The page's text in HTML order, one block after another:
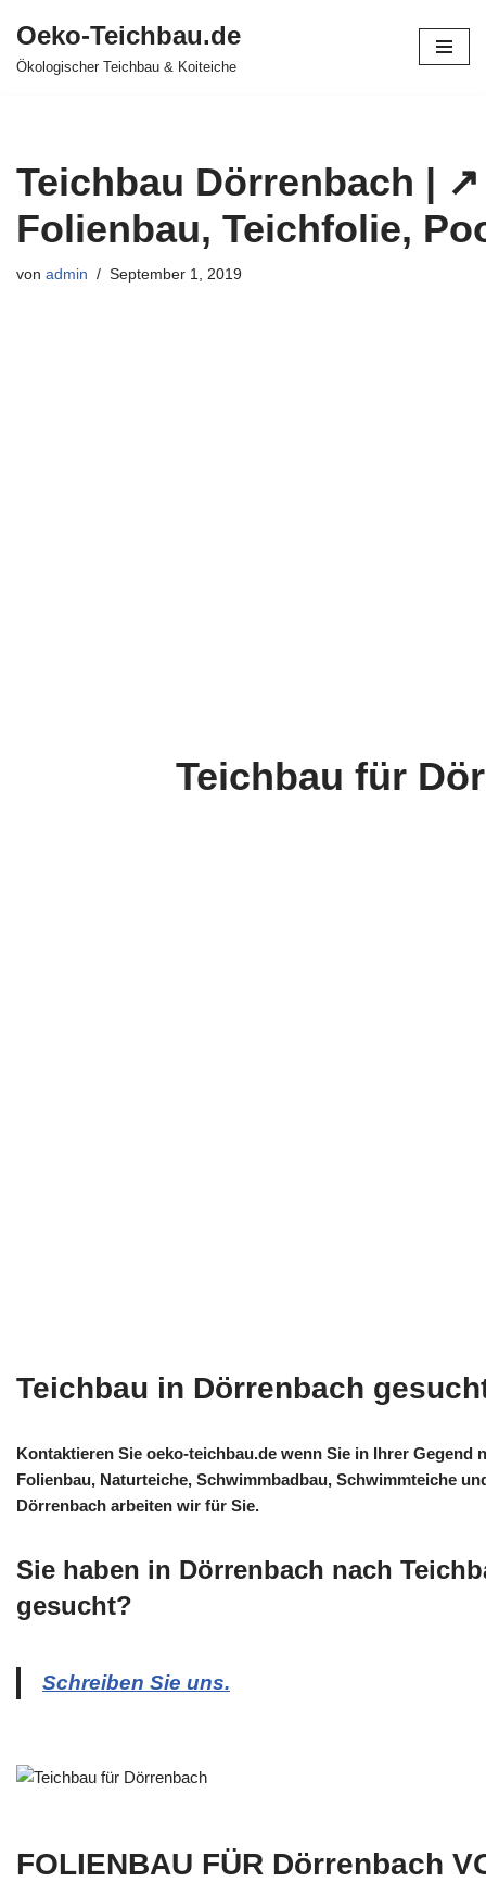
Zum
Oeko-Teichbau.de
Ökologischer Teichbau & Koiteiche
Teichbau Dörrenbach |
Folienbau, Teichfolie,
von admin September 1, 2019
Teichbau für
Teichbau in Dörrenbach
Kontaktieren Sie oeko-teichbau.de wenn Sie in Ihrer Gegend
Folienbau, Naturteiche, Schwimmbadbau, Schwimmteiche
Dörrenbach arbeiten wir für Sie.
Sie haben in Dörrenbach nach
gesucht?
Schreiben Sie uns.
FOLIENBAU FÜR Dörrenbach